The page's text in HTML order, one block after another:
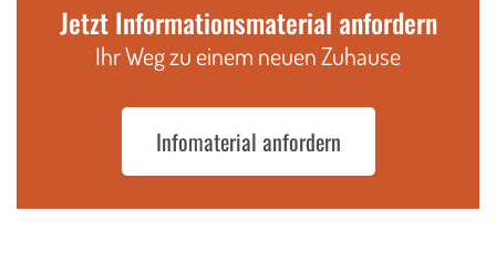
Jetzt Informationsmaterial anfordern
Ihr Weg zu einem neuen Zuhause
Infomaterial anfordern